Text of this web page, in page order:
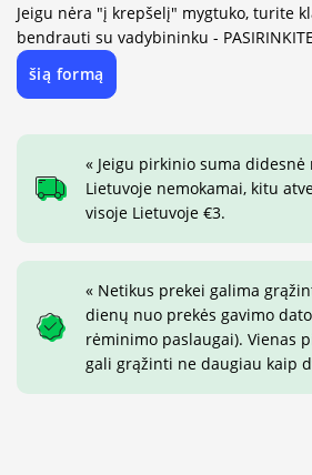
Jeigu nėra "į krepšelį" mygtuko, turite
bendrauti su vadybininku -
šią formą
« Jeigu pirkinio suma
Lietuvoje nemokamai, kitu
visoje Lietuvoje €3.
« Netikus prekei galima
dienų nuo prekės gavimo
rėminimo paslaugai). Vienas
gali grąžinti ne daugiau kaip